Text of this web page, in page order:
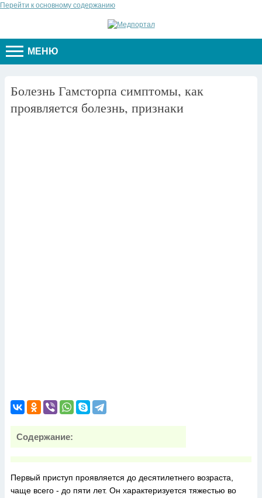
Перейти к основному содержанию
МЕНЮ
Болезнь Гамсторпа симптомы, как
проявляется болезнь, признаки
Содержание:
Первый приступ проявляется до десятилетнего возраста,
чаще всего - до пяти лет. Он характеризуется тяжестью во